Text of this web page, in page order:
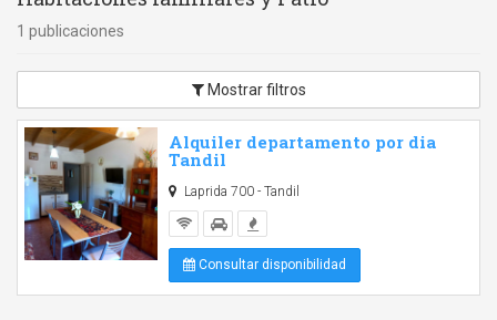
1 publicaciones
Mostrar filtros
Alquiler departamento por dia
Tandil
Laprida 700 - Tandil
Consultar disponibilidad